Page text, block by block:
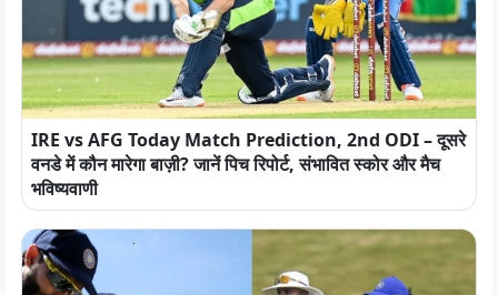
IRE vs AFG Today Match Prediction, 2nd ODI – दूसरे
वनडे में कौन मारेगा बाज़ी? जानें पिच रिपोर्ट, संभावित स्कोर और मैच
भविष्यवाणी